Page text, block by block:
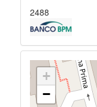
2488
+
−